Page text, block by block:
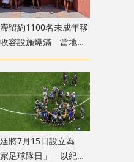
留約1100名未成年移
容設施爆滿 當地冀
班牙本土
將7月15日設立為
家足球隊日」 以紀念